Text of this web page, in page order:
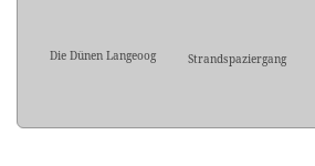
Die Dünen Langeoog Strandspaziergang